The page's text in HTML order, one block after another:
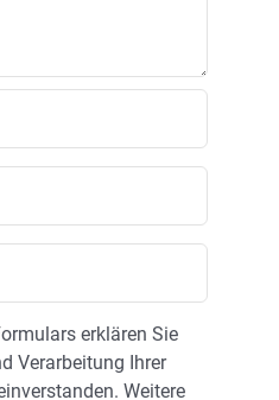
erklären Sie
Verarbeitung Ihrer
Weitere